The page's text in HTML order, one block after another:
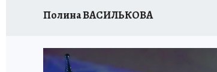
Полина ВАСИЛЬКОВА